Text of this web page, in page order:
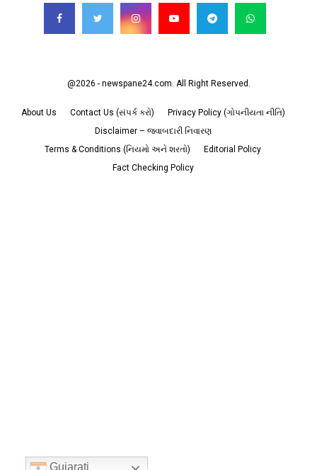
@2026 - newspane24.com. All Right Reserved.
About Us Contact Us (સંપર્ક કરો)
Privacy Policy (ગોપનીયતા નીતિ)
Disclaimer – જવાબદારી નિવારણ
Terms & Conditions (નિયમો અને શરતો)
Editorial Policy
Fact Checking Policy
Gujarati